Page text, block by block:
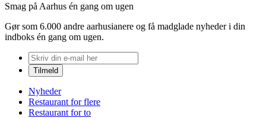
Smag på Aarhus én gang om ugen
Gør som 6.000 andre aarhusianere og få madglade nyheder i din
indboks én gang om ugen.
Nyheder
Restaurant for flere
Restaurant for to